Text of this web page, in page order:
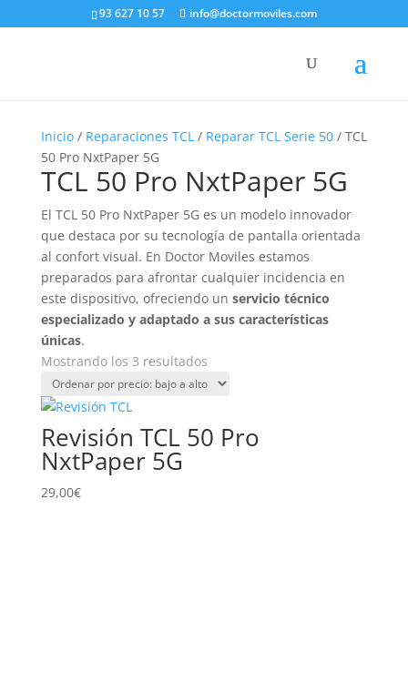
93 627 10 57 info@doctormoviles.com
Inicio/ Reparaciones TCL/ Reparar TCL Serie 50/ TCL
50 Pro NxtPaper 5G
TCL 50 Pro NxtPaper 5G
El TCL 50 Pro NxtPaper 5G es un modelo innovador
que destaca por su tecnología de pantalla orientada
al confort visual. En Doctor Moviles estamos
preparados para afrontar cualquier incidencia en
este dispositivo, ofreciendo un servicio técnico
especializado y adaptado a sus características
únicas.
Mostrando los 3 resultadosOrdenado
por
a
Revisión TCL 50 Pro
NxtPaper 5G
29,00€